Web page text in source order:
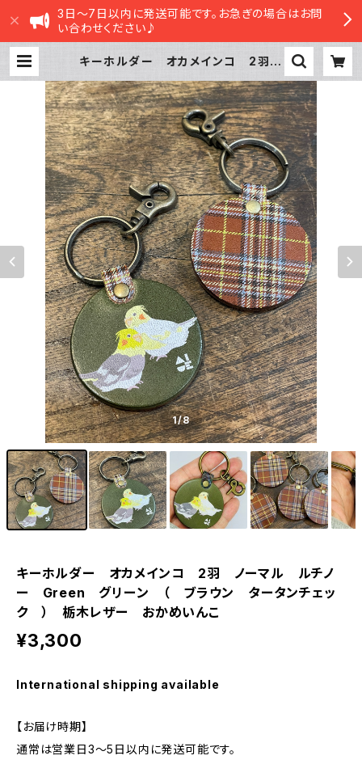
3日～7日以内に発送可能です。お急ぎの場合はお問
い合わせください♪
キーホルダー オカメインコ 2羽
ーン （ ブラウン タータンチェッ
ク ） 栃木レザー おかめいんこ |
sasatte STORE|ささってストア
1/8
キーホルダー オカメインコ 2羽 ノーマル ルチノ
ー Green グリーン （ ブラウン タータンチェッ
ク ） 栃木レザー おかめいんこ
¥3,300
International shipping available
【お届け時期】
通常は営業日3〜5日以内に発送可能です。